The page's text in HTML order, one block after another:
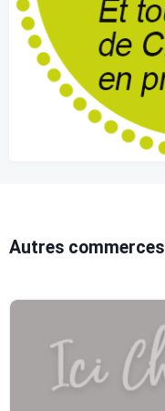
Autres